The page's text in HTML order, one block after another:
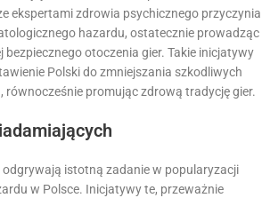
ekspertami zdrowia psychicznego przyczynia
hazardu, ostatecznie prowadząc
otoczenia gier. Takie inicjatywy
Polski do zmniejszania szkodliwych
równocześnie promując zdrową tradycję gier.
istotną zadanie w popularyzacji
w Polsce. Inicjatywy te, przeważnie